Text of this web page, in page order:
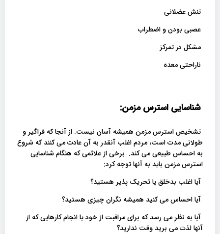
تنش عضلانی
عصبی بودن و اضطراب
مشکل در تمرکز
ناراحتی معده
شناسایی استرس مزمن:
تشخیص استرس مزمن همیشه آسان نیست. از آنجا که فراگیر و
طولانی مدت است، مردم اغلب آنقدر به آن عادت می کنند که شروع
به احساس طبیعی می کند. برخی از علائمی که هنگام شناسایی
استرس مزمن باید به آنها توجه کرد:
آیا اغلب بدخلق یا تحریک پذیر هستید؟
آیا احساس می کنید همیشه نگران چیزی هستید؟
آیا به نظر می رسد که برای مراقبت از خود یا انجام کارهایی که از
آنها لذت می برید وقت ندارید؟